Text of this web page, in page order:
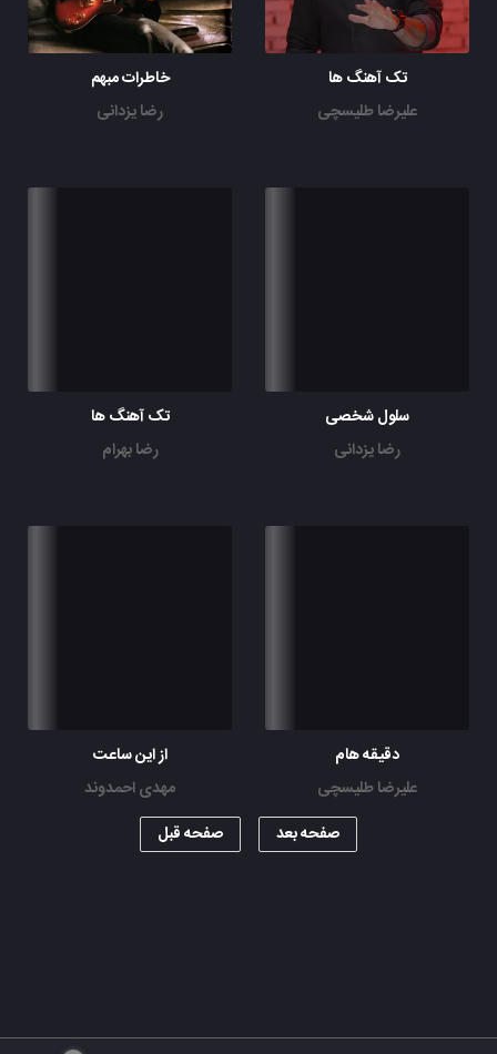
تک آهنگ ها
علیرضا طلیسچی
خاطرات مبهم
رضا یزدانی
سلول شخصی
رضا یزدانی
تک آهنگ ها
رضا بهرام
دقیقه هام
علیرضا طلیسچی
از این ساعت
مهدی احمدوند
صفحه بعد
صفحه قبل